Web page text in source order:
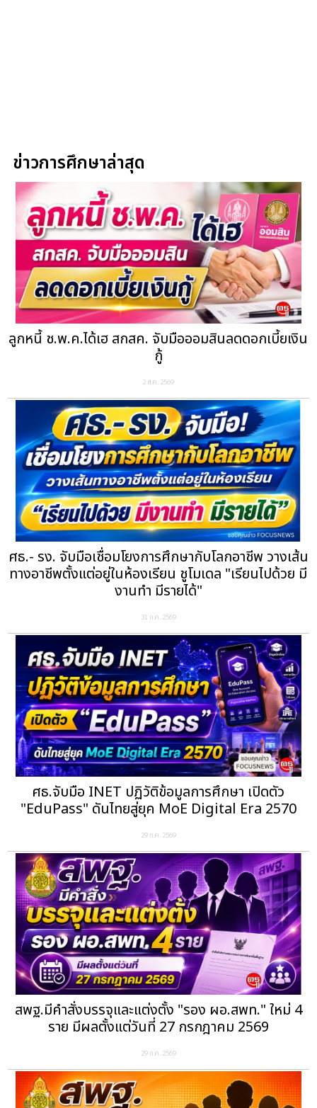
ข่าวการศึกษาล่าสุด
ลูกหนี้ ช.พ.ค.ได้เฮ สกสค. จับมือออมสินลดดอกเบี้ยเงิน
กู้
2 ส.ค. 2569
ศธ.- รง. จับมือเชื่อมโยงการศึกษากับโลกอาชีพ วางเส้น
ทางอาชีพตั้งแต่อยู่ในห้องเรียน ชูโมเดล "เรียนไปด้วย มี
งานทำ มีรายได้"
31 ก.ค. 2569
ศธ.จับมือ INET ปฏิวัติข้อมูลการศึกษา เปิดตัว
"EduPass" ดันไทยสู่ยุค MoE Digital Era 2570
29 ก.ค. 2569
สพฐ.มีคำสั่งบรรจุและแต่งตั้ง "รอง ผอ.สพท." ใหม่ 4
ราย มีผลตั้งแต่วันที่ 27 กรกฎาคม 2569
29 ก.ค. 2569